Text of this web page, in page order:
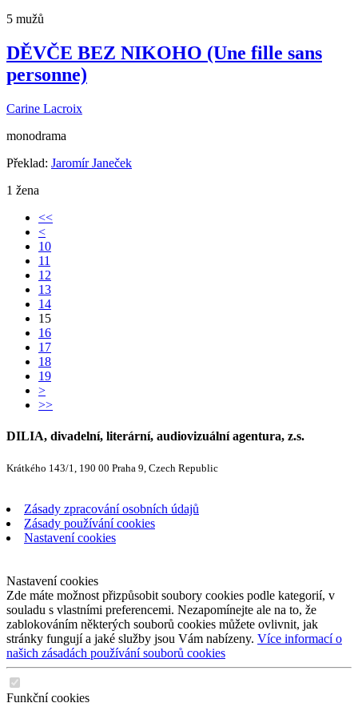
5 mužů
DĚVČE BEZ NIKOHO (Une fille sans
personne)
Carine Lacroix
monodrama
Překlad: Jaromír Janeček
1 žena
<<
<
10
11
12
13
14
15
16
17
18
19
>
>>
DILIA, divadelní, literární, audiovizuální agentura, z.s.
Krátkého 143/1, 190 00 Praha 9, Czech Republic
Zásady zpracování osobních údajů
Zásady používání cookies
Nastavení cookies
Nastavení cookies
Zde máte možnost přizpůsobit soubory cookies podle kategorií, v
souladu s vlastními preferencemi. Nezapomínejte ale na to, že
zablokováním některých souborů cookies můžete ovlivnit, jak
stránky fungují a jaké služby jsou Vám nabízeny. Více informací o
našich zásadách používání souborů cookies
Funkční cookies